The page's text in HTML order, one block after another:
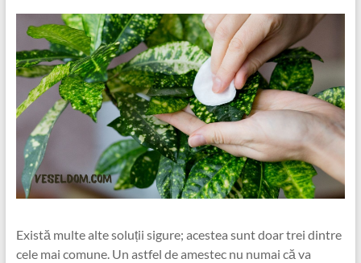
Există multe alte soluții sigure; acestea sunt doar trei dintre
cele mai comune. Un astfel de amestec nu numai că va